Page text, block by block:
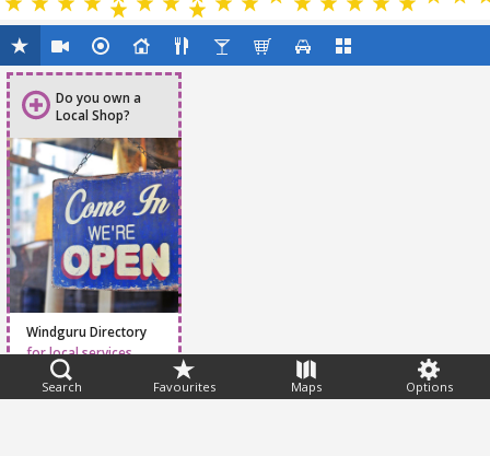
Search Favourites Maps Options
Do you own a
Local Shop?
Windguru Directory
for local services
Feedback